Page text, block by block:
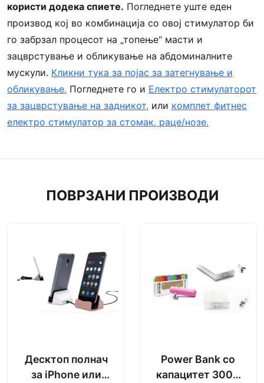
користи додека спиете. Погледнете уште еден
производ кој во комбинација со овој стимулатор би
го забрзал процесот на „топење“ масти и
зацврстување и обликување на абдоминалните
мускули. Кликни тука за појас за затегнување и
обликување. Погледнете го и Електро стимулаторот
за зацврстување на задникот, или комплет фитнес
електро стимулатор за стомак, раце/нозе.
ПОВРЗАНИ ПРОИЗВОДИ
Десктоп полнач
за iPhone или
Power Bank со
капацитет 3000